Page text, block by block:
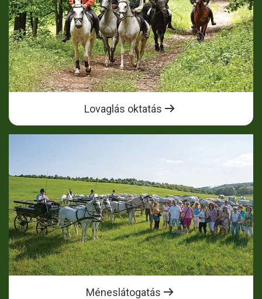
Lovaglás oktatás
Méneslátogatás